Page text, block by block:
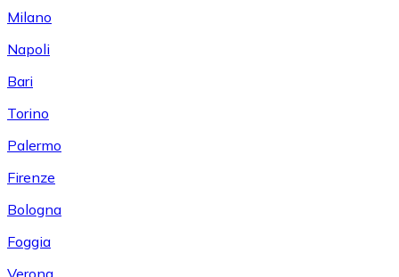
Milano
Napoli
Bari
Torino
Palermo
Firenze
Bologna
Foggia